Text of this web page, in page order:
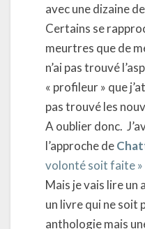
avec une dizaine
Certains se
meurtres que de
n’ai pas trouvé
« profileur » que
pas trouvé les
A oublier donc.
l’approche de
volonté soit faite
Mais je vais lire un
un livre qui ne soit
anthologie mais